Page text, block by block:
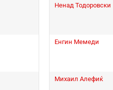
Ненад Тодоровски
Енгин Мемеди
Михаил Алефиќ